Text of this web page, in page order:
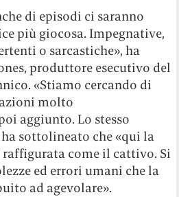
di episodi ci saranno
più giocosa. Impegnative,
o sarcastiche», ha
produttore esecutivo del
«Stiamo cercando di
molto
aggiunto. Lo stesso
sottolineato che «qui la
come il cattivo. Si
ed errori umani che la
ad agevolare».